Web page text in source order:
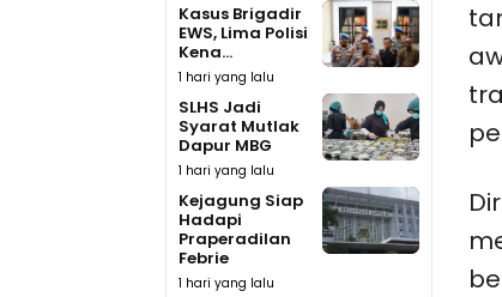
Kasus Brigadir
EWS, Lima Polisi
Kena...
1 hari yang lalu
SLHS Jadi
Syarat Mutlak
Dapur MBG
1 hari yang lalu
Kejagung Siap
Hadapi
Praperadilan
Febrie
1 hari yang lalu